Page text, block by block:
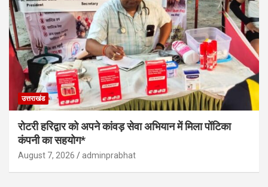
उत्तराखंड
रोटरी हरिद्वार को अपने कांवड़ सेवा अभियान में मिला पोंटिका
कंपनी का सहयोग*
August 7, 2026 adminprabhat